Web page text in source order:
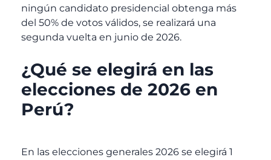
ningún candidato presidencial obtenga más
del 50% de votos válidos, se realizará una
segunda vuelta en junio de 2026.
¿Qué se elegirá en las
elecciones de 2026 en
Perú?
En las elecciones generales 2026 se elegirá 1